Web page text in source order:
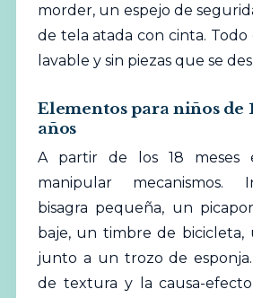
morder, un espejo de
de tela atada con cinta. Todo
lavable y sin piezas que se
Elementos para niños de
años
A partir de los 18 meses
manipular mecanismos.
bisagra pequeña, un
baje, un timbre de bicicleta,
junto a un trozo de esponja.
de textura y la causa-efecto